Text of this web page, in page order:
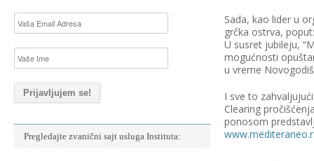
Sada, kao lider u
grčka ostrva,
U susret jubileju,
mogućnosti
u vreme
I sve to
Clearing
ponosom
Pregledajte zvanični sajt usluga Instituta: